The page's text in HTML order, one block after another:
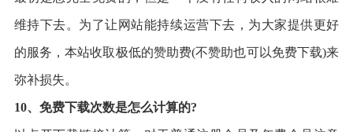
维持下去。为了让网站能持续运营下去，为大家提供更好
的服务，本站收取极低的赞助费(不赞助也可以免费下载)来
弥补损失。
10、免费下载次数是怎么计算的?